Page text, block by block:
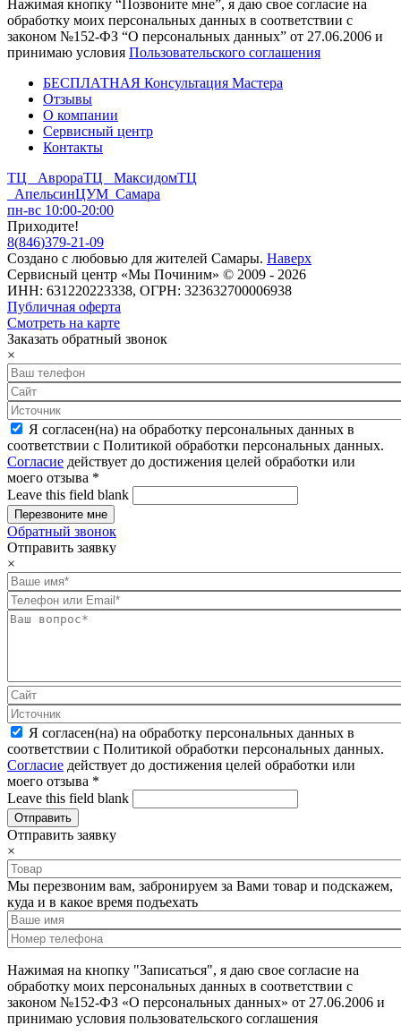
Нажимая кнопку “Позвоните мне”, я даю свое согласие на
обработку моих персональных данных в соответствии с
законом №152-ФЗ “О персональных данных” от 27.06.2006 и
принимаю условия Пользовательского соглашения
БЕСПЛАТНАЯ Консультация Мастера
Отзывы
О компании
Сервисный центр
Контакты
ТЦ АврораТЦ МаксидомТЦ
АпельсинЦУМ Самара
пн-вс 10:00-20:00
Приходите!
8(846)379-21-09
Создано с любовью для жителей Самары. Наверх
Сервисный центр «Мы Починим» © 2009 - 2026
ИНН: 631220223338, ОГРН: 323632700006938
Публичная оферта
Смотреть на карте
Заказать обратный звонок
×
Я согласен(на) на обработку персональных данных в
соответствии с Политикой обработки персональных данных.
Согласие действует до достижения целей обработки или
моего отзыва *
Leave this field blank
Обратный звонок
Отправить заявку
×
Я согласен(на) на обработку персональных данных в
соответствии с Политикой обработки персональных данных.
Согласие действует до достижения целей обработки или
моего отзыва *
Leave this field blank
Отправить заявку
×
Мы перезвоним вам, забронируем за Вами товар и подскажем,
куда и в какое время подъехать
Нажимая на кнопку "Записаться", я даю свое согласие на
обработку моих персональных данных в соответствии с
законом №152-ФЗ «О персональных данных» от 27.06.2006 и
принимаю условия пользовательского соглашения